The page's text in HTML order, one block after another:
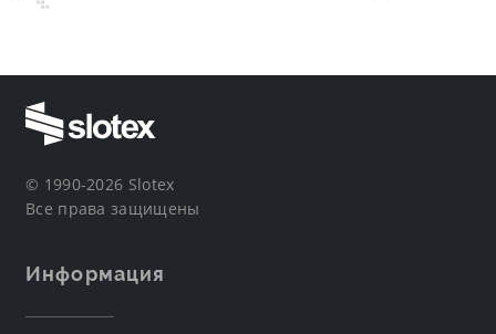
© 1990-2026 Slotex
Все права защищены
Информация